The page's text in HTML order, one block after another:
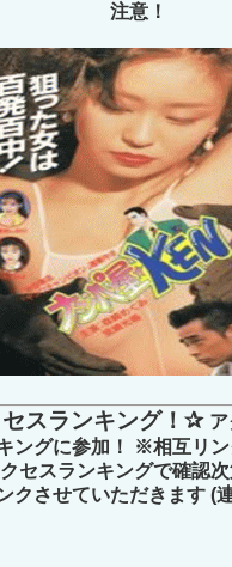
注意！
スランキング！✰
ングに参加！ ※相互リ
セスランキングで確認
クさせていただきます (